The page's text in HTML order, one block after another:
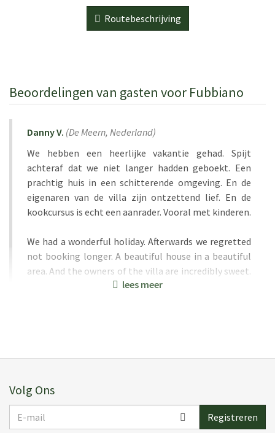
Routebeschrijving
Beoordelingen van gasten voor Fubbiano
Danny V. (De Meern, Nederland)
We hebben een heerlijke vakantie gehad. Spijt
achteraf dat we niet langer hadden geboekt. Een
prachtig huis in een schitterende omgeving. En de
eigenaren van de villa zijn ontzettend lief. En de
kookcursus is echt een aanrader. Vooral met kinderen.
We had a wonderful holiday. Afterwards we regretted
not booking longer. A beautiful house in a beautiful
area. And the owners of the villa are incredibly sweet.
And the cooking course is highly recommended.
L C.(
lees meer
Volg Ons
mail
Registreren